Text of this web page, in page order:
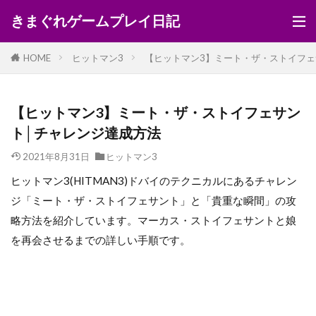
きまぐれゲームプレイ日記
HOME ヒットマン3 【ヒットマン3】ミート・ザ・ストイフ
【ヒットマン3】ミート・ザ・ストイフェサン
ト│チャレンジ達成方法
2021年8月31日 ヒットマン3
ヒットマン3(HITMAN3)ドバイのテクニカルにあるチャレン
ジ「ミート・ザ・ストイフェサント」と「貴重な瞬間」の攻
略方法を紹介しています。マーカス・ストイフェサントと娘
を再会させるまでの詳しい手順です。